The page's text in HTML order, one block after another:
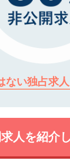
ない独占求
人を紹介